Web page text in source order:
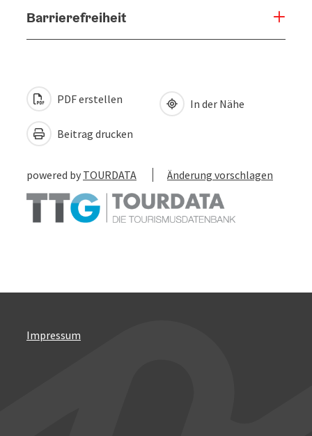
Barrierefreiheit
PDF erstellen
Beitrag drucken
In der Nähe
powered by TOURDATA Änderung vorschlagen
Impressum